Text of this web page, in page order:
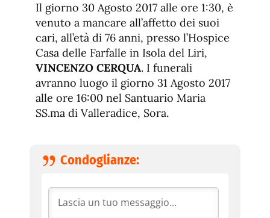
Il giorno 30 Agosto 2017 alle ore 1:30, è
venuto a mancare all’affetto dei suoi
cari, all’età di 76 anni, presso l’Hospice
Casa delle Farfalle in Isola del Liri,
VINCENZO CERQUA. I funerali
avranno luogo il giorno 31 Agosto 2017
alle ore 16:00 nel Santuario Maria
SS.ma di Valleradice, Sora.
Condoglianze: